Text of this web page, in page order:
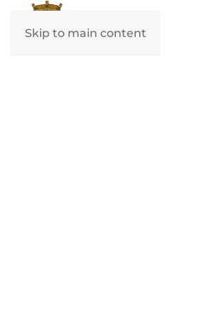
Skip to main content